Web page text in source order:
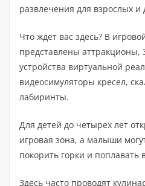
развлечения для взрослых и
Что ждет вас здесь? В
представлены аттракционы,
устройства виртуальной
видеосимуляторы кресел,
лабиринты.
Для детей до четырех лет
игровая зона, а малыши
покорить горки и поплавать
Здесь часто проводят